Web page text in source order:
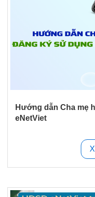
Hướng dẫn Cha mẹ
eNetViet